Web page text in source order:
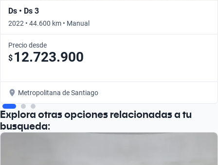
Ds • Ds 3
2022 • 44.600 km • Manual
Precio desde
$ 12.723.900
Metropolitana de Santiago
Explora otras opciones relacionadas a tu
busqueda: